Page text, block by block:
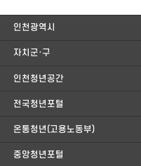
인천광역시
자치군·구
인천청년공간
전국청년포털
온통청년(고용노동부)
중앙청년포털